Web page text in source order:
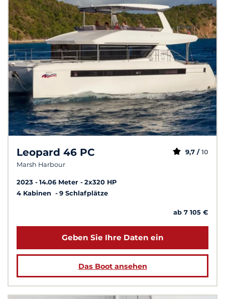
Leopard 46 PC
Marsh Harbour
9,7 / 10
2023 14.06 Meter
2x320 HP
4 Kabinen
9 Schlafplätze
ab 7 105 €
Geben Sie Ihre Daten ein
Das Boot ansehen